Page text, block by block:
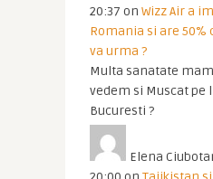
20:37 on Wizz Air a
Romania si are 50%
va urma ?
Multa sanatate
vedem si Muscat pe
Bucuresti ?
Elena